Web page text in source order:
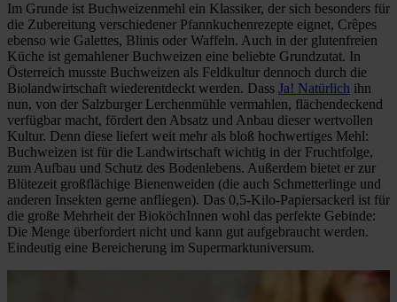
Im Grunde ist Buchweizenmehl ein Klassiker, der sich besonders für
die Zubereitung verschiedener Pfannkuchenrezepte eignet, Crêpes
ebenso wie Galettes, Blinis oder Waffeln. Auch in der glutenfreien
Küche ist gemahlener Buchweizen eine beliebte Grundzutat. In
Österreich musste Buchweizen als Feldkultur dennoch durch die
Biolandwirtschaft wiederentdeckt werden. Dass Ja! Natürlich ihn
nun, von der Salzburger Lerchenmühle vermahlen, flächendeckend
verfügbar macht, fördert den Absatz und Anbau dieser wertvollen
Kultur. Denn diese liefert weit mehr als bloß hochwertiges Mehl:
Buchweizen ist für die Landwirtschaft wichtig in der Fruchtfolge,
zum Aufbau und Schutz des Bodenlebens. Außerdem bietet er zur
Blütezeit großflächige Bienenweiden (die auch Schmetterlinge und
anderen Insekten gerne anfliegen). Das 0,5-Kilo-Papiersackerl ist für
die große Mehrheit der BioköchInnen wohl das perfekte Gebinde:
Die Menge überfordert nicht und kann gut aufgebraucht werden.
Eindeutig eine Bereicherung im Supermarktuniversum.